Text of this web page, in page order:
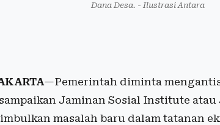
Dana Desa. - Ilustrasi Antara
—Pemerintah diminta
Jaminan Sosial Institute
masalah baru dalam tatanan